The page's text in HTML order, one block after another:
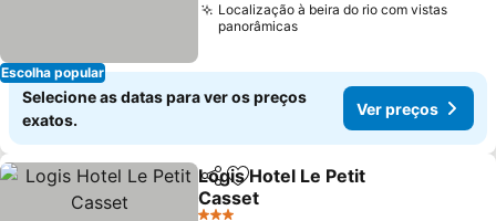
Escolha popular
Localização à beira do rio com vistas
panorâmicas
Selecione as datas para ver os preços
exatos.
Ver preços
PartilharAdicionar aos favoritos
Logis Hotel Le Petit
Casset